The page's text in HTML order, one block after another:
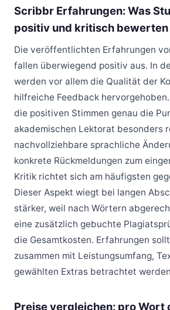
Scribbr Erfahrungen: Was
positiv und kritisch bewerten
Die veröffentlichten Erfahrungen
fallen überwiegend positiv aus. In
werden vor allem die Qualität der
hilfreiche Feedback
die positiven Stimmen genau die
akademischen Lektorat besonders
nachvollziehbare sprachliche
konkrete Rückmeldungen zum
Kritik richtet sich am häufigsten
Dieser Aspekt wiegt bei langen
stärker, weil nach Wörtern
eine zusätzlich gebuchte
die Gesamtkosten. Erfahrungen
zusammen mit Leistungsumfang,
gewählten Extras betrachtet
Preise vergleichen: pro Wort